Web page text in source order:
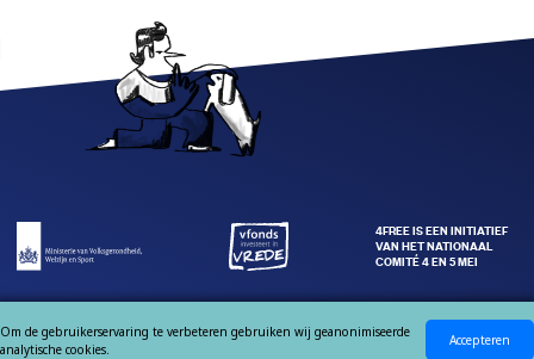
4FREE IS EEN INITIATIEF
VAN HET NATIONAAL
COMITÉ 4 EN 5 MEI
Om de gebruikerservaring te verbeteren gebruiken wij geanonimiseerde
analytische cookies.
Accepteren